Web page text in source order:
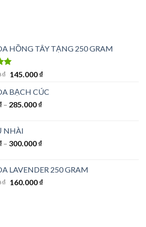
HỒNG TÂY TẠNG 250 GRAM
₫ Giá
là:
165.000 ₫.
145.000 ₫Giá
tại
BẠCH CÚC
– 285.000 ₫
NHÀI
– 300.000 ₫
LAVENDER 250 GRAM
₫ Giá
160.000 ₫Giá